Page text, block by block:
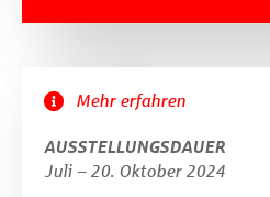
Mehr erfahren
AUSSTELLUNGSDAUER
Juli – 20. Oktober 2024